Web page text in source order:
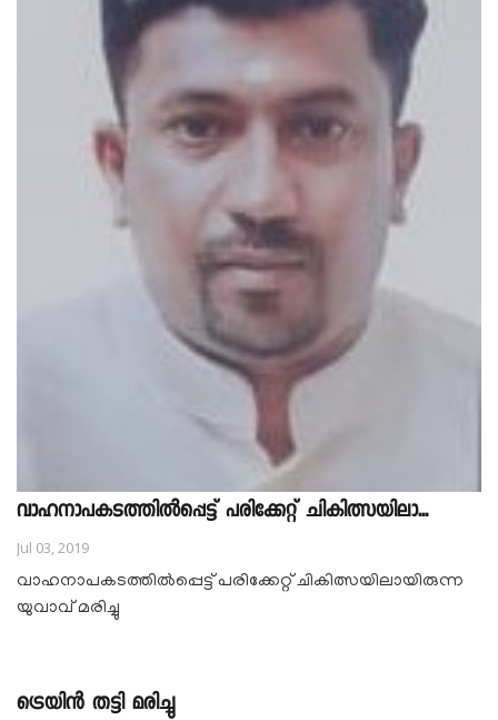
വാഹനാപകടത്തിൽപ്പെട്ട് പരിക്കേറ്റ് ചികിത്സയിലാ...
Jul 03, 2019
വാഹനാപകടത്തിൽപ്പെട്ട് പരിക്കേറ്റ് ചികിത്സയിലായിരുന്ന
യുവാവ് മരിച്ചു
ട്രെയിൻ തട്ടി മരിച്ചു